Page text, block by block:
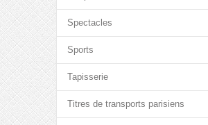
Spectacles
Sports
Tapisserie
Titres de transports parisiens